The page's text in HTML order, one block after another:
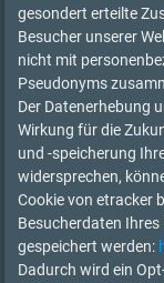
gesondert erteilte
Besucher unserer
nicht mit
Pseudonyms
Der Datenerhebung
Wirkung für die
und -speicherung
widersprechen,
Cookie von etracker
Besucherdaten
gespeichert werden:
Dadurch wird ein